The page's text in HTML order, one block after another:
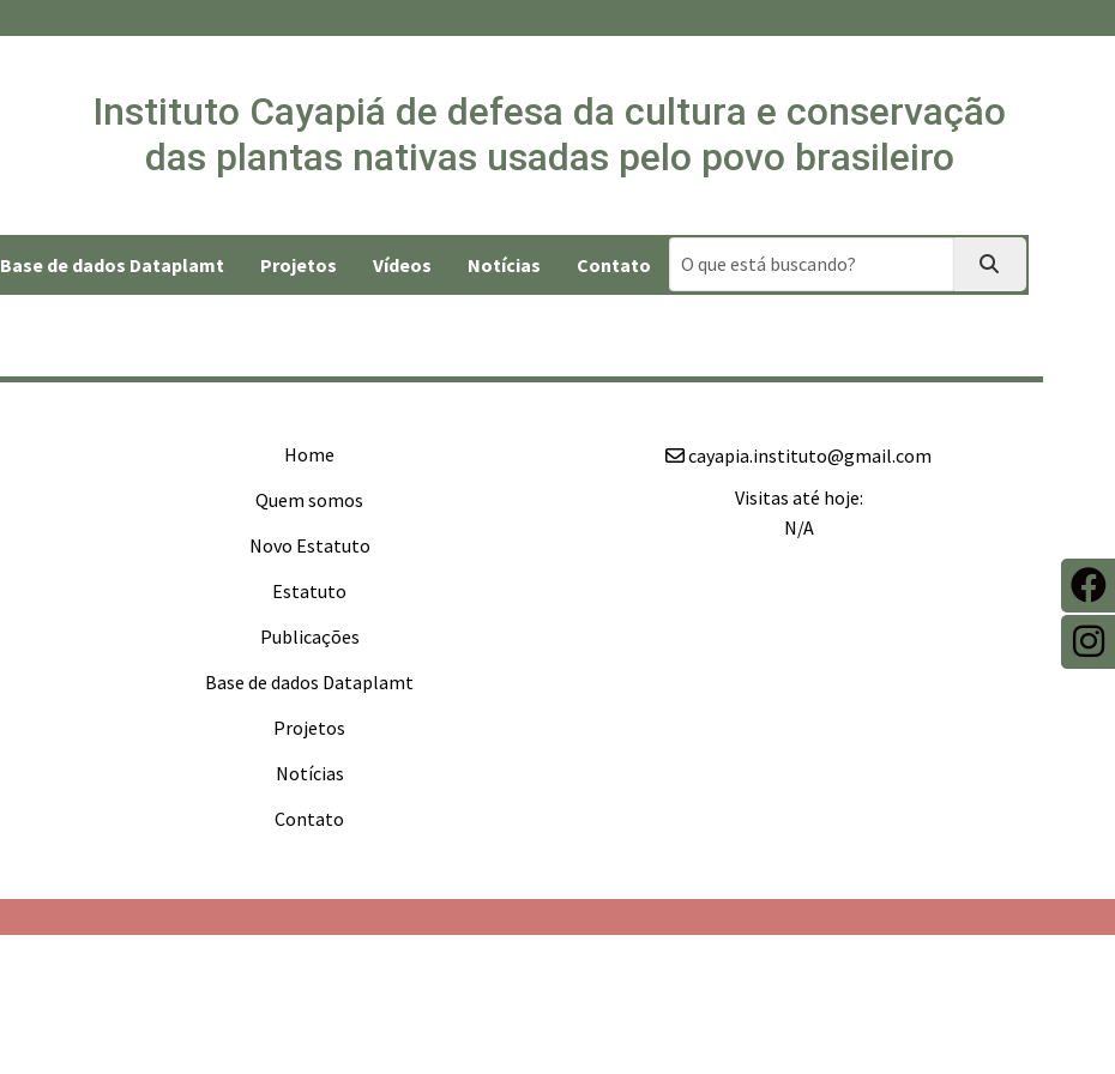
Instituto Cayapiá de defesa da cultura e conservação
das plantas nativas usadas pelo povo brasileiro
Base de dados Dataplamt Projetos Vídeos Notícias Contato
Home
Quem somos
Novo Estatuto
Estatuto
Publicações
Base de dados Dataplamt
Projetos
Notícias
Contato
cayapia.instituto@gmail.com
Visitas até hoje:
N/A